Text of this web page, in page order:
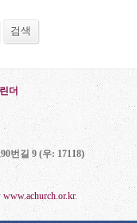
검색
더
번길 9 (우: 17118)
www.achurch.or.kr.